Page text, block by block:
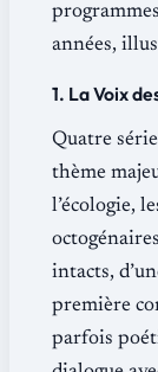
années,
1. La Voix
Quatre
thème
l’écologie,
intacts,
première
parfois